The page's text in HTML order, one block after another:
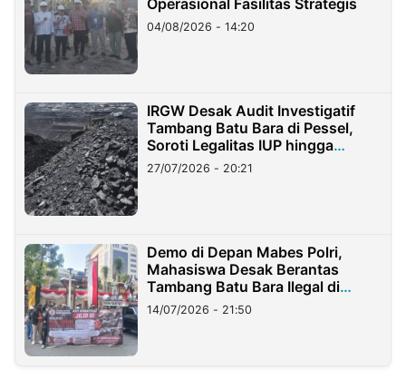
Operasional Fasilitas Strategis
04/08/2026 - 14:20
IRGW Desak Audit Investigatif
Tambang Batu Bara di Pessel,
Soroti Legalitas IUP hingga
Stockpile
27/07/2026 - 20:21
Demo di Depan Mabes Polri,
Mahasiswa Desak Berantas
Tambang Batu Bara Ilegal di
Lampung
14/07/2026 - 21:50